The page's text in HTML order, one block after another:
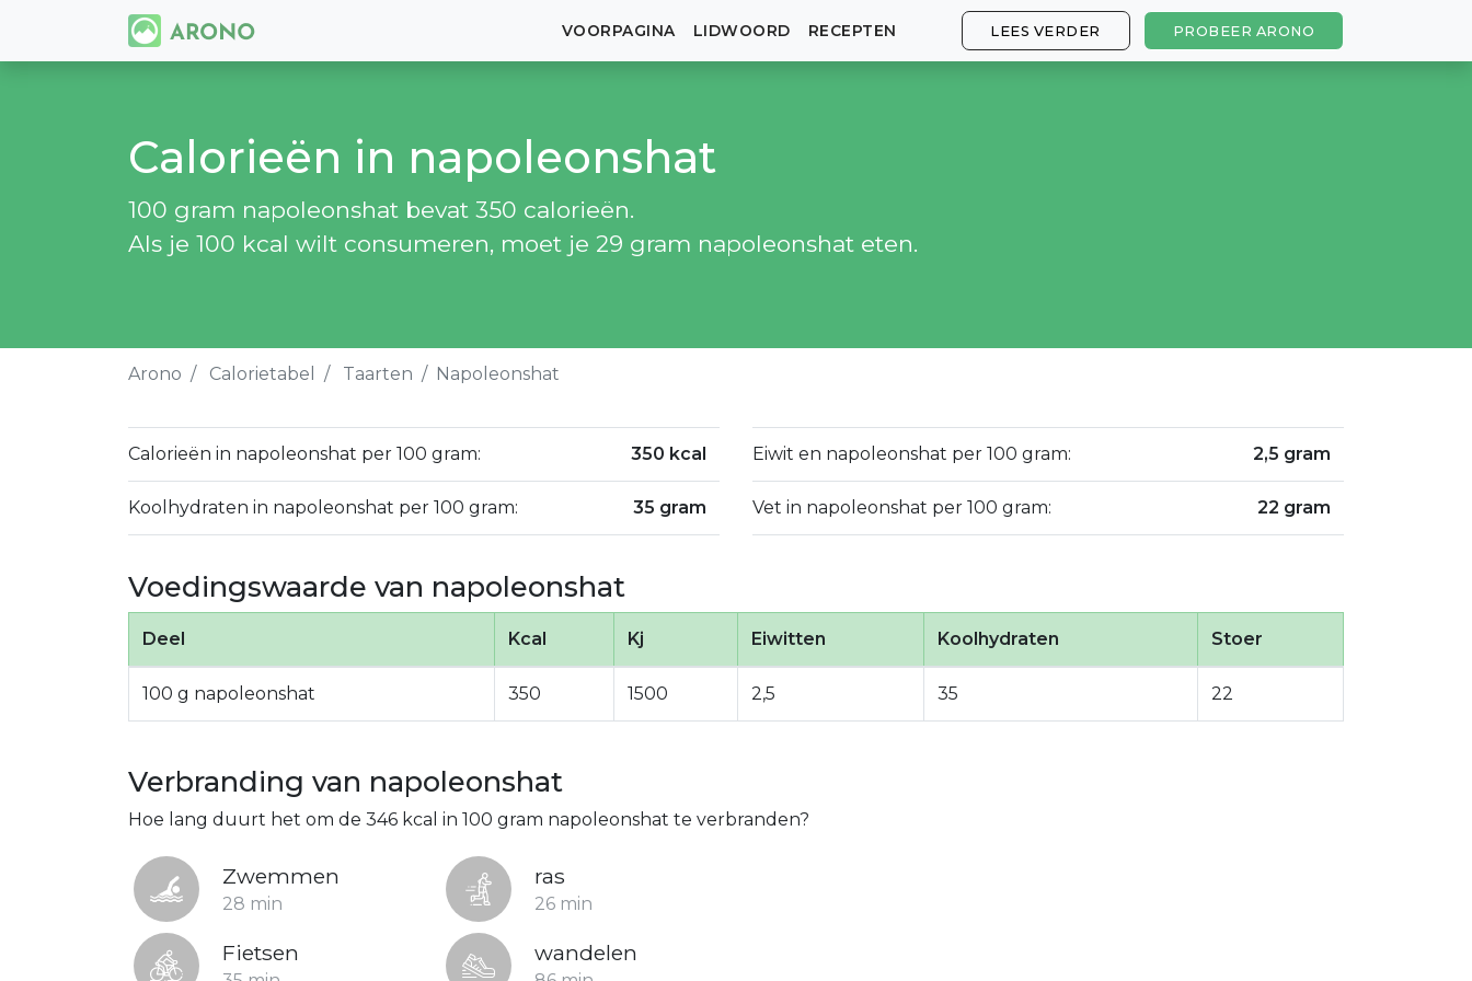
VOORPAGINA LIDWOORD RECEPTEN LEES VERDER PROBEER ARONO
Calorieën in napoleonshat
100 gram napoleonshat bevat 350 calorieën.
Als je 100 kcal wilt consumeren, moet je 29 gram napoleonshat eten.
Arono Calorietabel Taarten Napoleonshat
Calorieën in napoleonshat per 100 gram: 350 kcal
Koolhydraten in napoleonshat per 100 gram: 35 gram
Eiwit en napoleonshat per 100 gram: 2,5 gram
Vet in napoleonshat per 100 gram: 22 gram
Voedingswaarde van napoleonshat
Deel Kcal Kj Eiwitten Koolhydraten Stoer
100 g napoleonshat 350 1500 2,5 35 22
Verbranding van napoleonshat
Hoe lang duurt het om de 346 kcal in 100 gram napoleonshat te verbranden?
Zwemmen
28 min
ras
26 min
Fietsen wandelen